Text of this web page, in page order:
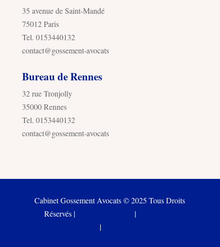
35 avenue de Saint-Mandé
75012 Paris
Tel. 0153440132
contact@gossement-avocats
Bureau de Rennes
32 rue Tronjolly
35000 Rennes
Tel. 0153440132
contact@gossement-avocats
Cabinet Gossement Avocats © 2025 Tous Droits
Réservés |
|
|